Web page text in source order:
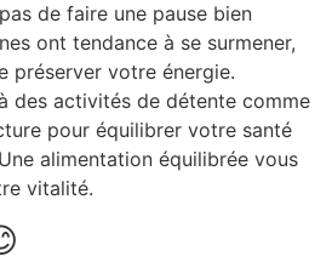
de faire une pause bien
ont tendance à se surmener,
préserver votre énergie.
des activités de détente comme
pour équilibrer votre santé
alimentation équilibrée vous
vitalité.